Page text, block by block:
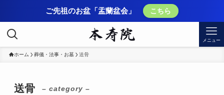
ご先祖のお盆「盂蘭盆会」 こちら
メニュー
ホーム 葬儀・法事・お墓 送骨
送骨 – category –